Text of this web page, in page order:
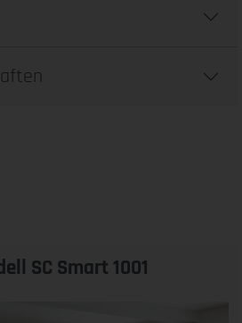
SC Smart 1001